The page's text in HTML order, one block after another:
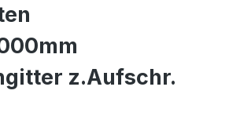
z.Aufschr.